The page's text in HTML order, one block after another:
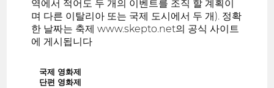
역에서 적어도 두 개의 이벤트를 조직 할 계획이
며 다른 이탈리아 또는 국제 도시에서 두 개). 정확
한 날짜는 축제 www.skepto.net의 공식 사이트
에 게시됩니다
국제 영화제
단편 영화제